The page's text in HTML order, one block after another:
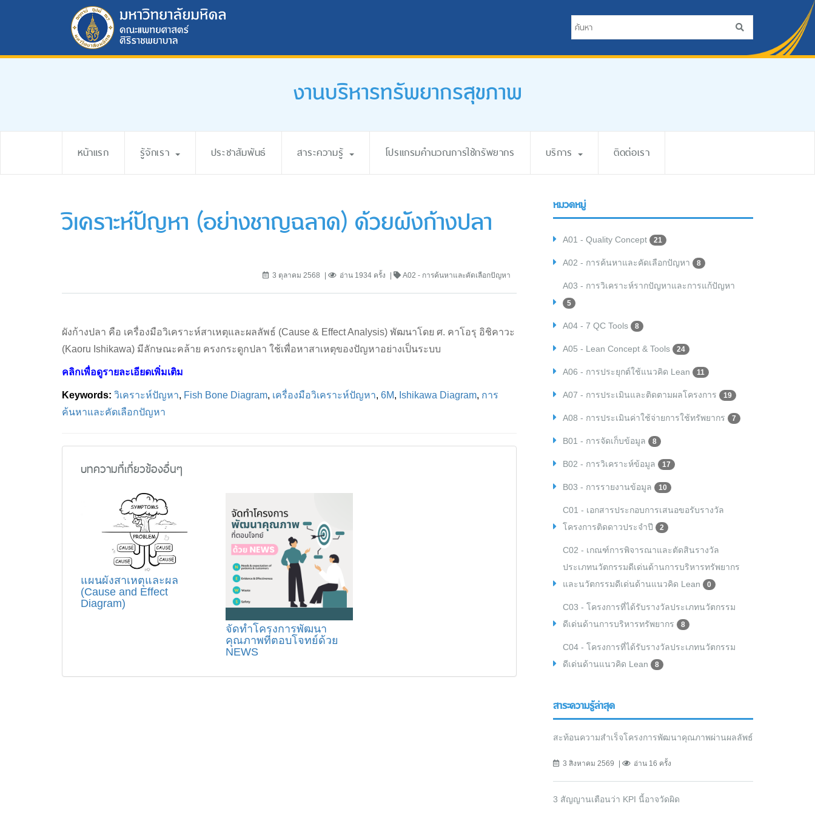
งานบริหารทรัพยากรสุขภาพ
หน้าแรก รู้จักเรา ประชาสัมพันธ์ สาระความรู้ โปรแกรมคำนวณการใช้ทรัพยากร บริการ ติดต่อเรา
วิเคราะห์ปัญหา (อย่างชาญฉลาด) ด้วยผังก้างปลา
3 ตุลาคม 2568 อ่าน 1934 ครั้ง A02 - การค้นหาและคัดเลือกปัญหา
ผังก้างปลา คือ เครื่องมือวิเคราะห์สาเหตุและผลลัพธ์ (Cause & Effect Analysis) พัฒนาโดย ศ. คาโอรุ อิชิคาวะ
(Kaoru Ishikawa) มีลักษณะคล้าย ครงกระดูกปลา ใช้เพื่อหาสาเหตุของปัญหาอย่างเป็นระบบ
คลิกเพื่อดูรายละเอียดเพิ่มเติม
Keywords: วิเคราะห์ปัญหา, Fish Bone Diagram, เครื่องมือวิเคราะห์ปัญหา, 6M, Ishikawa Diagram, การ
ค้นหาและคัดเลือกปัญหา
บทความที่เกี่ยวข้องอื่นๆ
แผนผังสาเหตุและผล
(Cause and Effect
Diagram)
จัดทำโครงการพัฒนา
คุณภาพที่ตอบโจทย์ด้วย
NEWS
หมวดหมู่
A01 - Quality Concept 21
A02 - การค้นหาและคัดเลือกปัญหา 8
A03 - การวิเคราะห์รากปัญหาและการแก้ปัญหา
5
A04 - 7 QC Tools 8
A05 - Lean Concept & Tools 24
A06 - การประยุกต์ใช้แนวคิด Lean 11
A07 - การประเมินและติดตามผลโครงการ 19
A08 - การประเมินค่าใช้จ่ายการใช้ทรัพยากร 7
B01 - การจัดเก็บข้อมูล 8
B02 - การวิเคราะห์ข้อมูล 17
B03 - การรายงานข้อมูล 10
C01 - เอกสารประกอบการเสนอขอรับรางวัล
โครงการติดดาวประจำปี
2
C02 - เกณฑ์การพิจารณาและตัดสินรางวัล
ประเภทนวัตกรรมดีเด่นด้านการบริหารทรัพยากร
และนวัตกรรมดีเด่นด้านแนวคิด Lean
0
C03 - โครงการที่ได้รับรางวัลประเภทนวัตกรรม
ดีเด่นด้านการบริหารทรัพยากร
8
C04 - โครงการที่ได้รับรางวัลประเภทนวัตกรรม
ดีเด่นด้านแนวคิด Lean
8
สาระความรู้ล่าสุด
สะท้อนความสำเร็จโครงการพัฒนาคุณภาพผ่านผลลัพธ์
3 สิงหาคม 2569 อ่าน 16 ครั้ง
3 สัญญานเตือนว่า KPI นี้อาจวัดผิด